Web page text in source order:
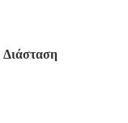
Διάσταση